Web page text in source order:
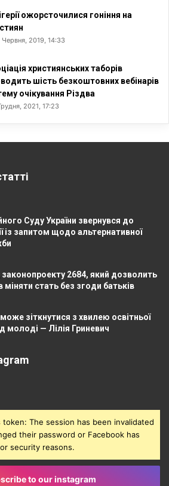
ожорсточилися гоніння на
Червня, 2019, 14:33
християнських таборів
шість безкоштовних вебінарів
очікування Різдва
2021, 17:23
Суду України звернувся до
із запитом щодо альтернативної
2684, який дозволить
міняти стать без згоди батьків
може зіткнутися з хвилею освітньої
молоді — Лілія Гриневич
token: The session has been invalidated
their password or Facebook has
security reasons.
to our instagram